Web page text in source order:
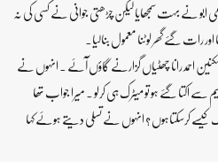
امی ابو نے بہت سمجھایا لیکن چڑھتی جوانی نے کسی کی نہ
گئے گھر لوٹنا معمول بنالیا۔
احمد رانا چھٹیاں گزارنے گاؤں آئے ۔ انہوں نے
سے اکتا گئے ہو تو میٹرک ہی کرلو ۔ میرا جواب تھا
کیسے کرسکتاہوں ؟ انہوں نے تسلی دیتے ہوئے کہا